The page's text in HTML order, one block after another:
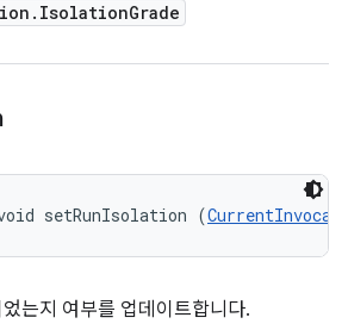
. IsolationGrade
setRunIsolation (
는지 여부를 업데이트합니다.